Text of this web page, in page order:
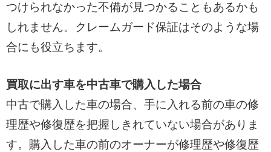
つけられなかった不備が見つかることもあるかも
しれません。クレームガード保証はそのような場
合にも役立ちます。
買取に出す車を中古車で購入した場合
中古で購入した車の場合、手に入れる前の車の修
理歴や修復歴を把握しきれていない場合がありま
す。購入した車の前のオーナーが修理歴や修復歴